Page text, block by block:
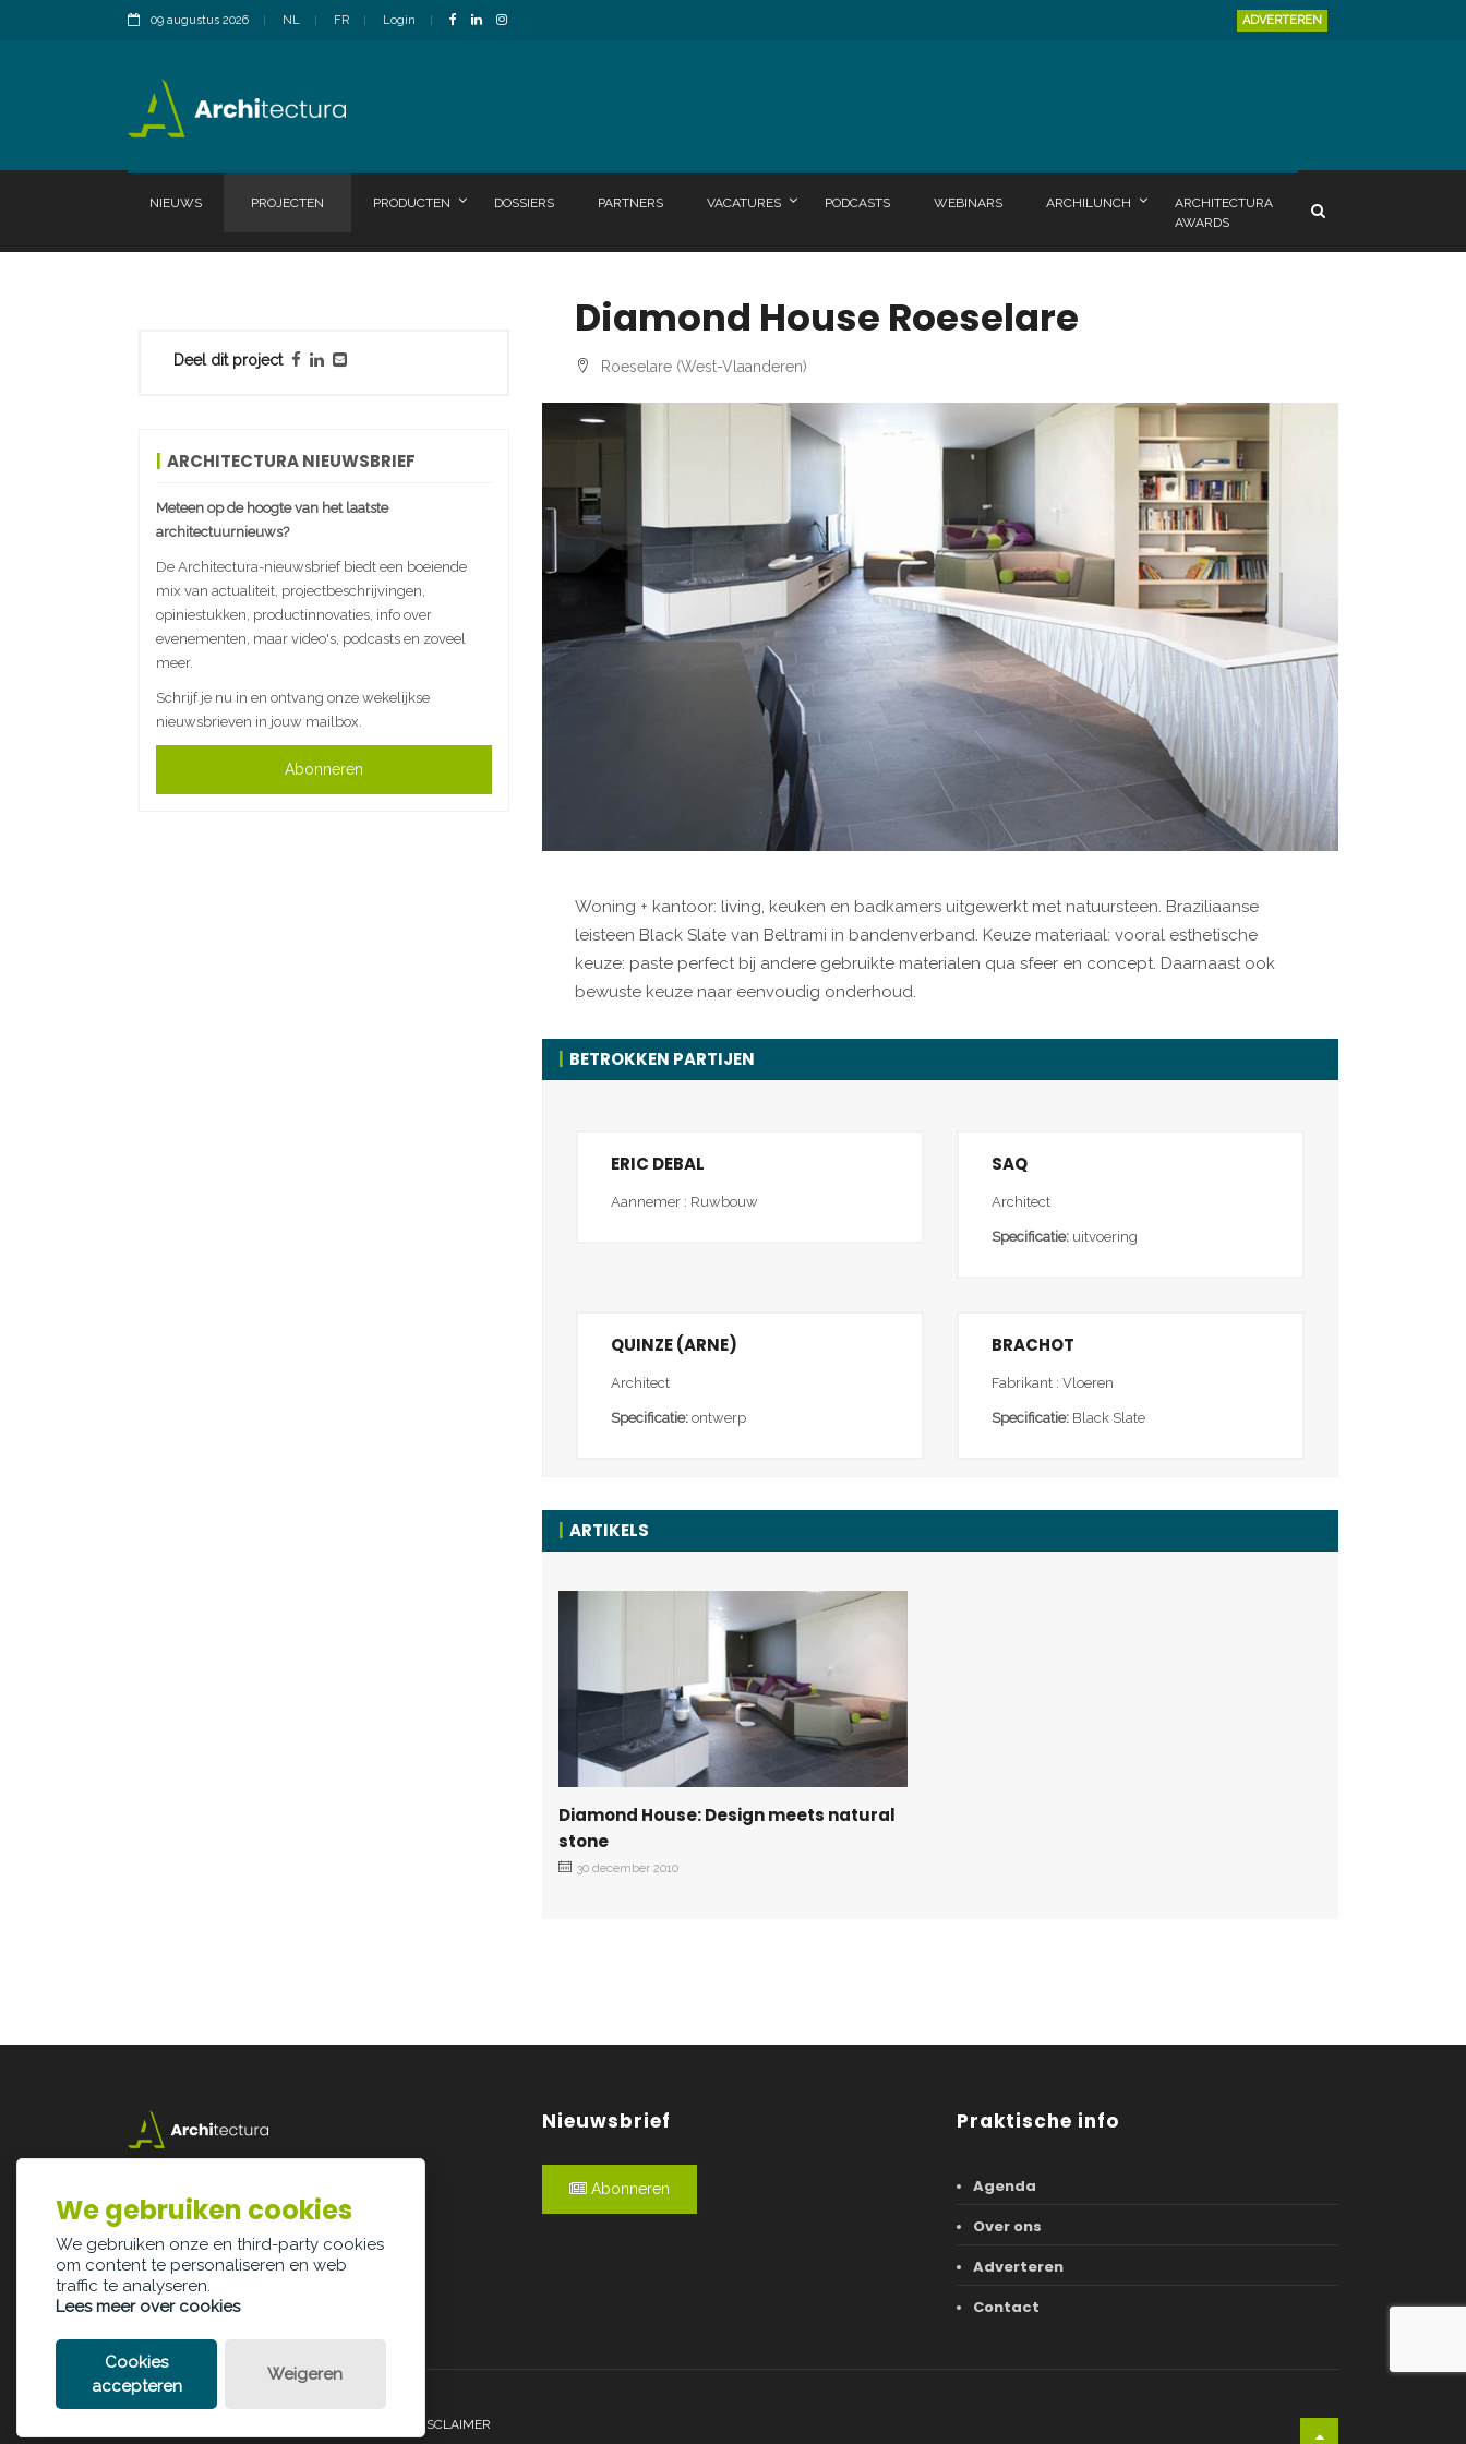
09 augustus 2026 NL FR Login ADVERTEREN
NIEUWS PROJECTEN PRODUCTEN DOSSIERS PARTNERS VACATURES PODCASTS WEBINARS ARCHILUNCH
ARCHITECTURA
AWARDS
Deel dit project
ARCHITECTURA NIEUWSBRIEF
Meteen op de hoogte van het laatste
architectuurnieuws?
De Architectura-nieuwsbrief biedt een boeiende
mix van actualiteit, projectbeschrijvingen,
opiniestukken, productinnovaties, info over
evenementen, maar video's, podcasts en zoveel
meer.
Schrijf je nu in en ontvang onze wekelijkse
nieuwsbrieven in jouw mailbox.
Abonneren
Diamond House Roeselare
Roeselare (West-Vlaanderen)
Woning + kantoor: living, keuken en badkamers uitgewerkt met natuursteen. Braziliaanse
leisteen Black Slate van Beltrami in bandenverband. Keuze materiaal: vooral esthetische
keuze: paste perfect bij andere gebruikte materialen qua sfeer en concept. Daarnaast ook
bewuste keuze naar eenvoudig onderhoud.
BETROKKEN PARTIJEN
ERIC DEBAL
Aannemer : Ruwbouw
SAQ
Architect
Specificatie: uitvoering
QUINZE (ARNE)
Architect
Specificatie: ontwerp
BRACHOT
Fabrikant : Vloeren
Specificatie: Black Slate
ARTIKELS
Diamond House: Design meets natural
stone
30 december 2010
3500 Hasselt
info@architectura.be
Nieuwsbrief
Abonneren
Praktische info
Agenda
Over ons
Adverteren
Contact
LEGAL DISCLAIMER
We gebruiken cookies
We gebruiken onze en third-party cookies
om content te personaliseren en web
traffic te analyseren.
Lees meer over cookies
Cookies
accepteren
Weigeren